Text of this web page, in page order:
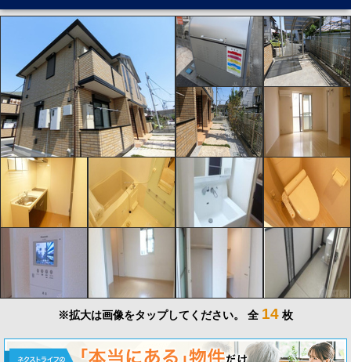
※拡大は画像をタップしてください。 全 14 枚